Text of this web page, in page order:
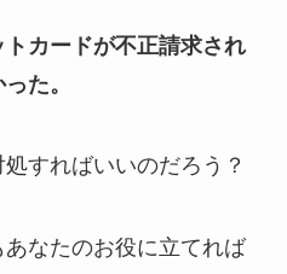
トカードが不正請求され
た。
すればいいのだろう？
なたのお役に立てれば